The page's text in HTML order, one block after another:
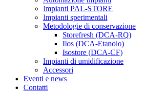
Impianti PAL-STORE
Impianti sperimentali
Metodologie di conservazione
Storefresh (DCA-RQ)
Ilos (DCA-Etanolo)
Isostore (DCA-CF)
Impianti di umidificazione
Accessori
Eventi e news
Contatti